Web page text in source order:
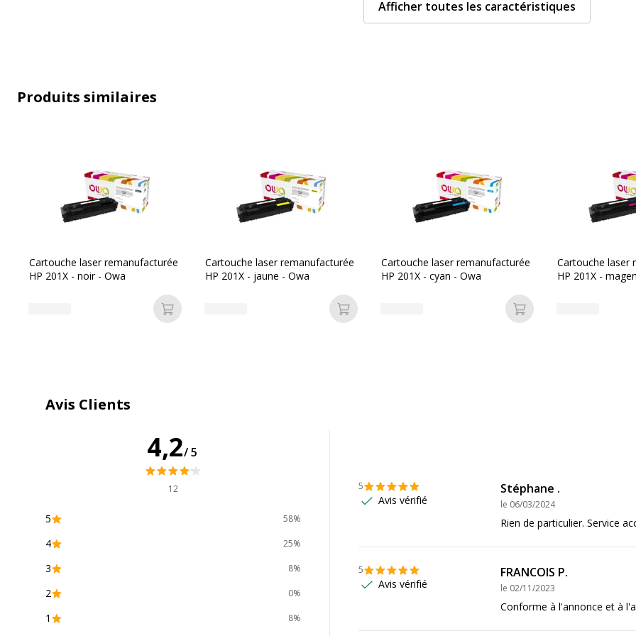
Nombre de pages
Caractéristiques générales
Caractéristiques générales
Catégorie de consommable Cartouches
Couleur de l'article
Données d'identification
Données
Code barre maitre
Marque
Référence produit fabricant
MFP M277c6
Dimensions et poids
Afficher toutes les caractéristiques
Produits similaires
Cartouche laser remanufacturée
HP 201X - noir - Owa
Ajouter au panier
Cartouche laser remanufacturée
HP 201X - jaune - Owa
Ajouter au panier
Cartouche laser remanufacturée
HP 201X - cyan - Owa
Ajouter au panier
Cartouche laser
HP 201X -
Avis Clients
4,2/5
12
5 58%
4 25%
3 8%
2 0%
1 8%
5
Avis vérifié
Stéphane .
le 06/03/2024
Rien de particulier. Service
5
Avis vérifié
FRANCOIS P.
le 02/11/2023
Conforme à l'annonce et à